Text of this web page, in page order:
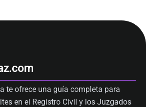
te ofrece una guía completa para
en el Registro Civil y los Juzgados